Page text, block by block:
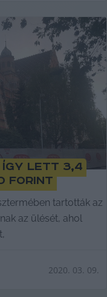
így lett 3,4
forint
tartották az
az ülését, ahol
2020. 03. 09.